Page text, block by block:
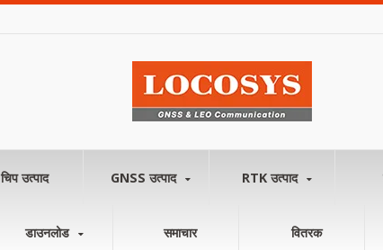
चिप उत्पाद GNSS उत्पाद RTK उत्पाद
डाउनलोड समाचार वितरक